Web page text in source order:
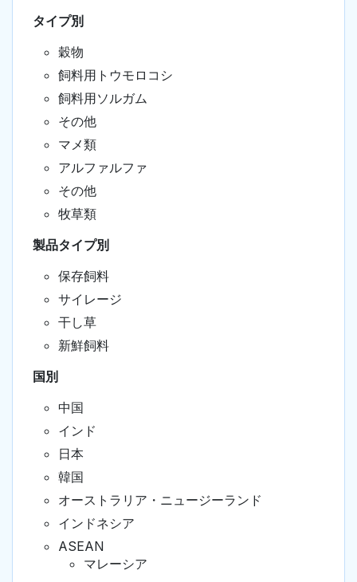
タイプ別
穀物
飼料用トウモロコシ
飼料用ソルガム
その他
マメ類
アルファルファ
その他
牧草類
製品タイプ別
保存飼料
サイレージ
干し草
新鮮飼料
国別
中国
インド
日本
韓国
オーストラリア・ニュージーランド
インドネシア
ASEAN
マレーシア